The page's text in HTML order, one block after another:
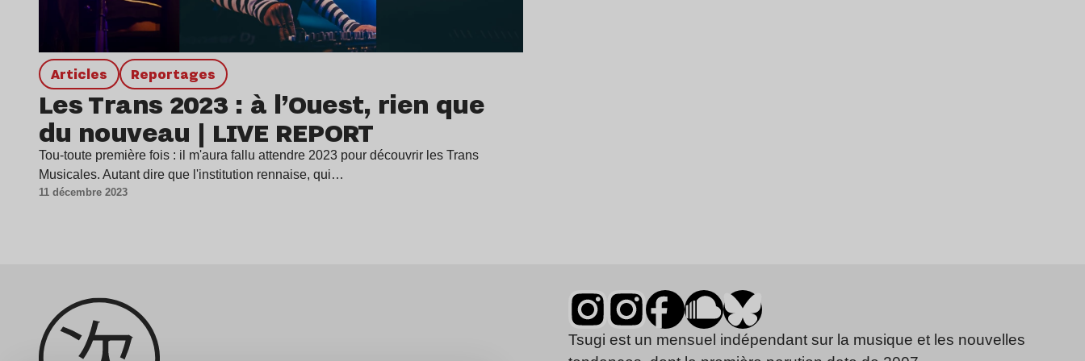
Articles Reportages
Les Trans 2023 : à l’Ouest, rien que
du nouveau | LIVE REPORT
Tou-toute première fois : il m'aura fallu attendre 2023 pour découvrir les Trans
Musicales. Autant dire que l'institution rennaise, qui…
11 décembre 2023
Tsugi est un mensuel indépendant sur la musique et les nouvelles